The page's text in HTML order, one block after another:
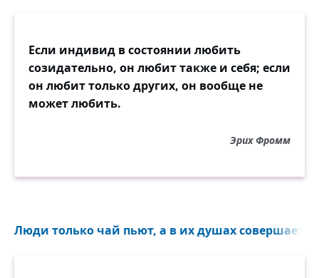
Если индивид в состоянии любить
созидательно, он любит также и себя; если
он любит только других, он вообще не
может любить.
Эрих Фромм
Люди только чай пьют, а в их душах совершается